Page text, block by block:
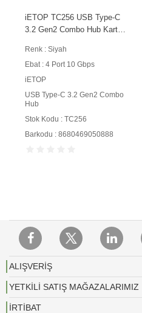
iETOP TC256 USB Type-C
3.2 Gen2 Combo Hub Kart
Siyah
Renk : Siyah
Ebat : 4 Port 10 Gbps
iETOP
USB Type-C 3.2 Gen2 Combo
Hub
Stok Kodu : TC256
Barkodu : 8680469050888
ALIŞVERİŞ
YETKİLİ SATIŞ MAĞAZALARIMIZ
İRTİBAT